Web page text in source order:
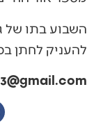
‬להעניק‭ ‬לחתן‭ ‬במתנה‭ ‬את‭ ‬הספר‭. ‬■